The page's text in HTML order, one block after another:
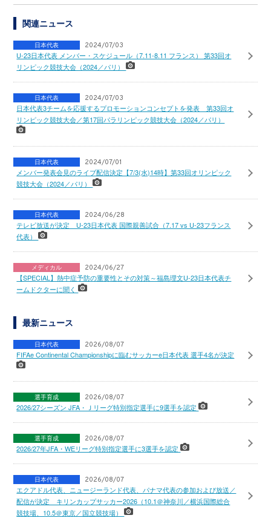
関連ニュース
日本代表 2024/07/03
U-23日本代表 メンバー・スケジュール（7.11-8.11 フランス） 第33回オ
リンピック競技大会（2024／パリ）
日本代表 2024/07/03
日本代表3チームを応援するプロモーションコンセプトを発表 第33回オ
リンピック競技大会／第17回パラリンピック競技大会（2024／パリ）
日本代表 2024/07/01
メンバー発表会見のライブ配信決定【7/3(水)14時】第33回オリンピック
競技大会（2024／パリ）
日本代表 2024/06/28
テレビ放送が決定 U-23日本代表 国際親善試合（7.17 vs U-23フランス
代表）
メディカル 2024/06/27
【SPECIAL】熱中症予防の重要性とその対策～福島理文U-23日本代表チ
ームドクターに聞く
最新ニュース
日本代表 2026/08/07
FIFAe Continental Championshipに臨むサッカーe日本代表 選手4名が決定
選手育成 2026/08/07
2026/27シーズン JFA・Ｊリーグ特別指定選手に9選手を認定
選手育成 2026/08/07
2026/27年JFA・WEリーグ特別指定選手に3選手を認定
日本代表 2026/08/07
エクアドル代表、ニュージーランド代表、パナマ代表の参加および放送／
配信が決定 キリンカップサッカー2026（10.1＠神奈川／横浜国際総合
競技場、10.5＠東京／国立競技場）